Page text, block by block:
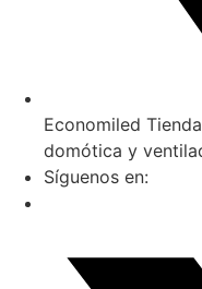
Economiled
domótica y
Síguenos en: